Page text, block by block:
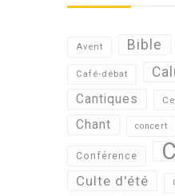
Avent Bible
Café-débat
Cantiques
Chant concert
Conférence
Culte d'été